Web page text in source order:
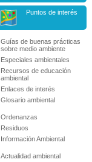
Puntos de interés
Guías de buenas prácticas
sobre medio ambiente
Especiales ambientales
Recursos de educación
ambiental
Enlaces de interés
Glosario ambiental
Ordenanzas
Residuos
Información Ambiental
Actualidad ambiental